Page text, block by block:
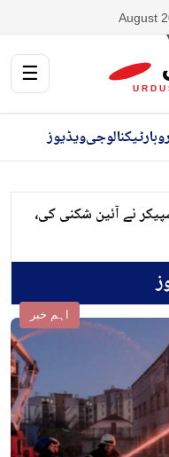
☰
ٹیکنالوجیویڈیوز
نے آئین شکنی کی،
اہم خبر